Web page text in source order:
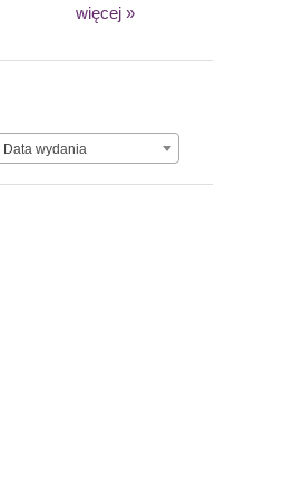
więcej »
wydania
Data wydania